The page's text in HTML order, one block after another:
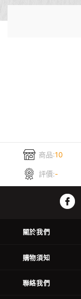
商品:10
評價:-
關於我們
購物須知
聯絡我們